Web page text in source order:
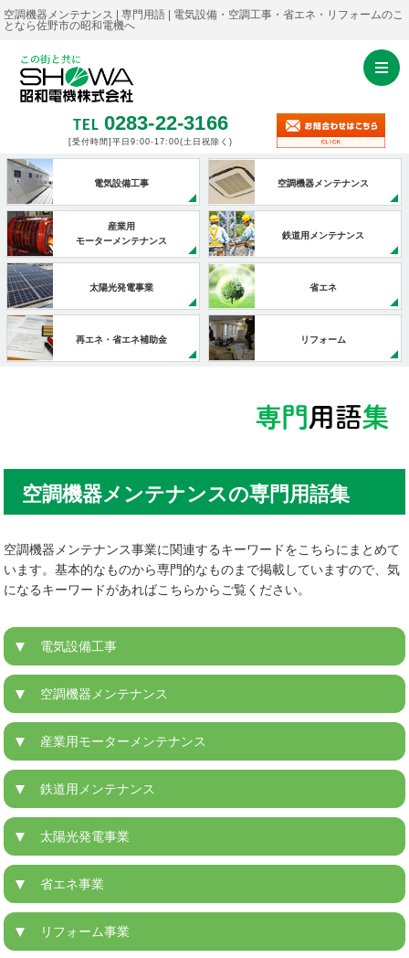
空調機器メンテナンス | 専門用語 | 電気設備・空調工事・省エネ・リフォームのこ
となら佐野市の昭和電機へ
TEL 0283-22-3166
[受付時間]平日9:00-17:00(土日祝除く)
電気設備工事 空調機器メンテナンス
産業用
モーターメンテナンス
鉄道用メンテナンス
太陽光発電事業 省エネ
再エネ・省エネ補助金 リフォーム
空調機器メンテナンスの専門用語集
空調機器メンテナンス事業に関連するキーワードをこちらにまとめて
います。基本的なものから専門的なものまで掲載していますので、気
になるキーワードがあればこちらからご覧ください。
電気設備工事
空調機器メンテナンス
産業用モーターメンテナンス
鉄道用メンテナンス
太陽光発電事業
省エネ事業
リフォーム事業